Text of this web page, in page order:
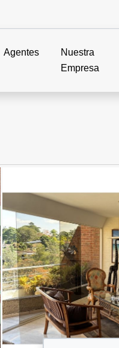
Agentes
Nuestra
Empresa